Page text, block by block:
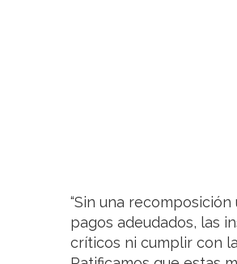
“Sin una
pagos adeudados, las
críticos ni cumplir con